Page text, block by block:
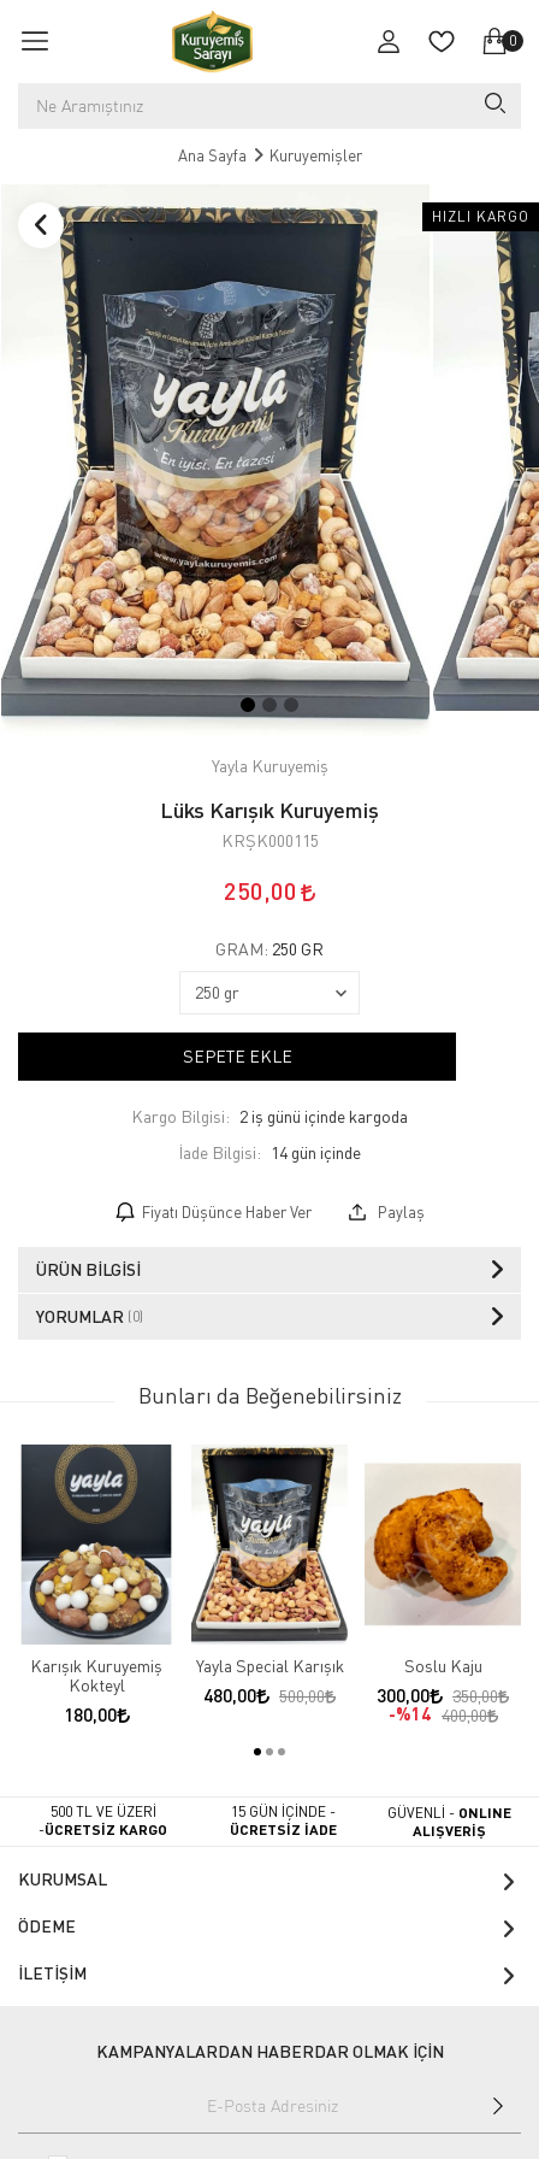
0
Ana Sayfa Kuruyemişler
HIZLI KARGO
Yayla Kuruyemiş
Lüks Karışık Kuruyemiş
KRŞK000115
250,00
GRAM: 250 GR
SEPETE EKLE
Kargo Bilgisi: 2 iş günü içinde kargoda
İade Bilgisi:
Fiyatı Düşünce Haber Ver Paylaş
ÜRÜN BILGISI
YORUMLAR (0)
Bunları da Beğenebilirsiniz
Karışık Kuruyemiş
Kokteyl
180,00
Yayla Special Karışık
480,00 500,00
Soslu Kaju
300,00
350,00
%14 400,00
500 TL VE ÜZERİ
-ÜCRETSİZ KARGO
15 GÜN İÇİNDE -
ÜCRETSİZ İADE
GÜVENLİ - ONLINE
ALIŞVERİŞ
KURUMSAL
ÖDEME
İLETİŞİM
KAMPANYALARDAN HABERDAR OLMAK İÇİN